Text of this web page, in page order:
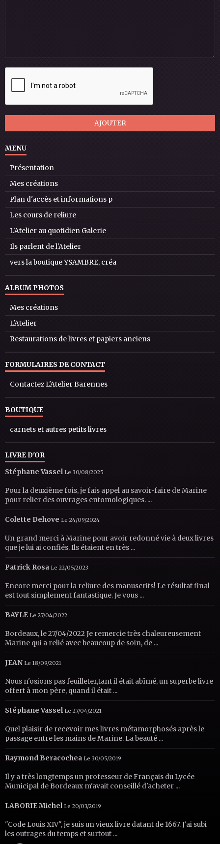
AJOUTER
MENU
Présentation
Mes créations
Plan d'accès et informations p
Les cours de reliure
L'Atelier au quotidien Galerie
Ils parlent de l'Atelier
vers la boutique YSAMBRE, créa
ALBUM PHOTOS
Mes créations
L'Atelier
Restaurations de livres et papiers anciens
FORMULAIRES DE CONTACT
Contactez L'Atelier Barennes
BOUTIQUE
carnets et autres petits livres
LIVRE D'OR
Stéphane Vassel Le 30/08/2025
Pour la deuxième fois, je fais appel au savoir-faire de Marine
pour relier des ouvrages entomologiques. ...
Colette Dehove Le 24/09/2024
Un grand merci à Marine pour avoir redonné vie à deux livres
que je lui ai confiés. Ils étaient en très ...
Patrick Rosa Le 22/05/2023
Encore merci pour la reliure des manuscrits! Le résultat final
est tout simplement fantastique. Je vous ...
BAYLE Le 27/04/2022
Bordeaux, le 27/04/2022 Je remercie très chaleureusement
Marine qui a relié avec beaucoup de soin, de ...
JEAN Le 18/09/2021
Nous n'osions pas feuilleter,tant il était abîmé, un superbe livre
offert à mon père, quand il était ...
Stéphane Vassel Le 27/04/2021
Quel plaisir de recevoir mes livres métamorphosés après le
passage entre les mains de Marine. La beauté ...
Raymond Beracochea Le 30/05/2019
Il y a très longtemps un professeur de Français du Lycée
Municipal de Bordeaux m'avait conseillé d'acheter ...
LABORIE Michel Le 20/03/2019
"Code Louis XIV", je suis un vieux livre datant de 1667. J'ai subi
les outrages du temps et surtout ...